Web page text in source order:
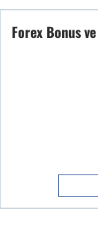
Forex Bonus